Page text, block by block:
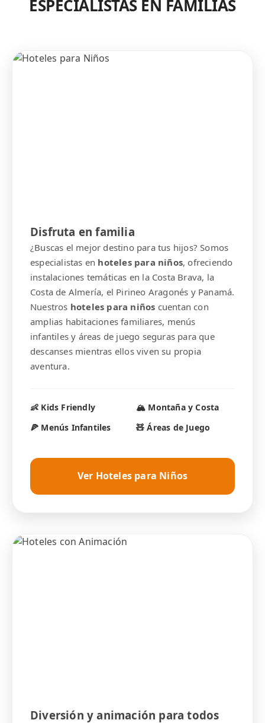
ESPECIALISTAS EN FAMILIAS
Disfruta en familia
¿Buscas el mejor destino para tus hijos? Somos
especialistas en hoteles para niños, ofreciendo
instalaciones temáticas en la Costa Brava, la
Costa de Almería, el Pirineo Aragonés y Panamá.
Nuestros hoteles para niños cuentan con
amplias habitaciones familiares, menús
infantiles y áreas de juego seguras para que
descanses mientras ellos viven su propia
aventura.
👶 Kids Friendly
🏔️ Montaña y Costa
🍕 Menús Infantiles
🧸 Áreas de Juego
Ver Hoteles para Niños
Diversión y animación para todos